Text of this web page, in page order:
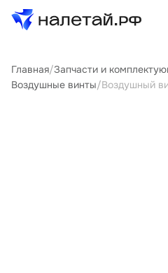
Товары
Главная/Запчасти и
Воздушные винты/Воздушный